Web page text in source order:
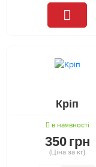
Кріп
в наявності
350 грн
(Ціна за кг)